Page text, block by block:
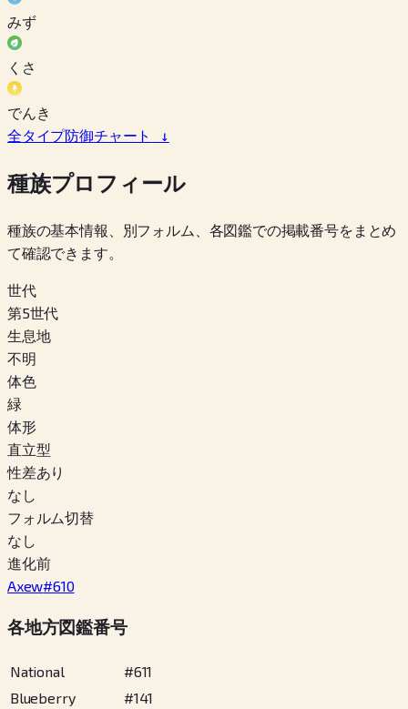
みず
くさ
でんき
全タイプ防御チャート
↓
種族プロフィール
種族の基本情報、別フォルム、各図鑑での掲載番号をまとめ
て確認できます。
世代
第5世代
生息地
不明
体色
緑
体形
直立型
性差あり
なし
フォルム切替
なし
進化前
Axew#610
各地方図鑑番号
National #611
Blueberry
#141